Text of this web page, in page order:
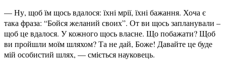
— Ну, щоб їм щось вдалося: їхні мрії, їхні бажання. Хоча є
така фраза: “Бойся желаний своих”. От ви щось запланували –
щоб це вдалося. У кожного щось власне. Що побажати? Щоб
ви пройшли моїм шляхом? Та не дай, Боже! Давайте це буде
мій особистий шлях, — сміється науковець.